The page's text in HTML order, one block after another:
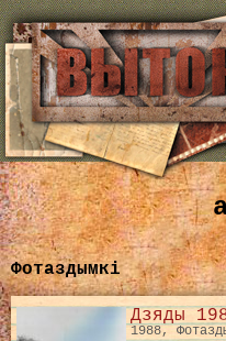
Фотаздымкі
Дзяды
1988,